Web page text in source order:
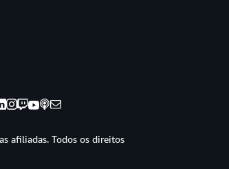
afiliadas. Todos os direitos